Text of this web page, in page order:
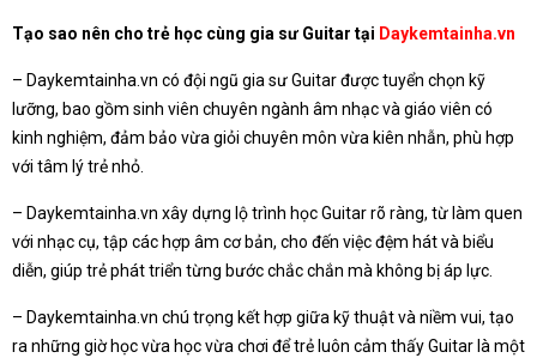
Tạo sao nên cho trẻ học cùng gia sư Guitar tại Daykemtainha.vn
– Daykemtainha.vn có đội ngũ gia sư Guitar được tuyển chọn kỹ
lưỡng, bao gồm sinh viên chuyên ngành âm nhạc và giáo viên có
kinh nghiệm, đảm bảo vừa giỏi chuyên môn vừa kiên nhẫn, phù hợp
với tâm lý trẻ nhỏ.
– Daykemtainha.vn xây dựng lộ trình học Guitar rõ ràng, từ làm quen
với nhạc cụ, tập các hợp âm cơ bản, cho đến việc đệm hát và biểu
diễn, giúp trẻ phát triển từng bước chắc chắn mà không bị áp lực.
– Daykemtainha.vn chú trọng kết hợp giữa kỹ thuật và niềm vui, tạo
ra những giờ học vừa học vừa chơi để trẻ luôn cảm thấy Guitar là một